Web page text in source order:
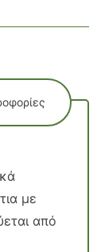
με
από